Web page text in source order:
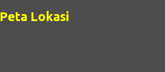
Peta Lokasi